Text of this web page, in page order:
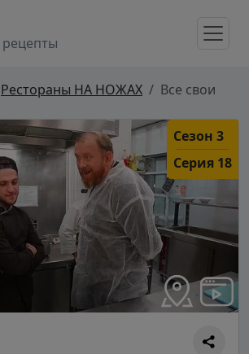
Рестораны НА НОЖАХ Все свои
Сезон 3
Серия 18